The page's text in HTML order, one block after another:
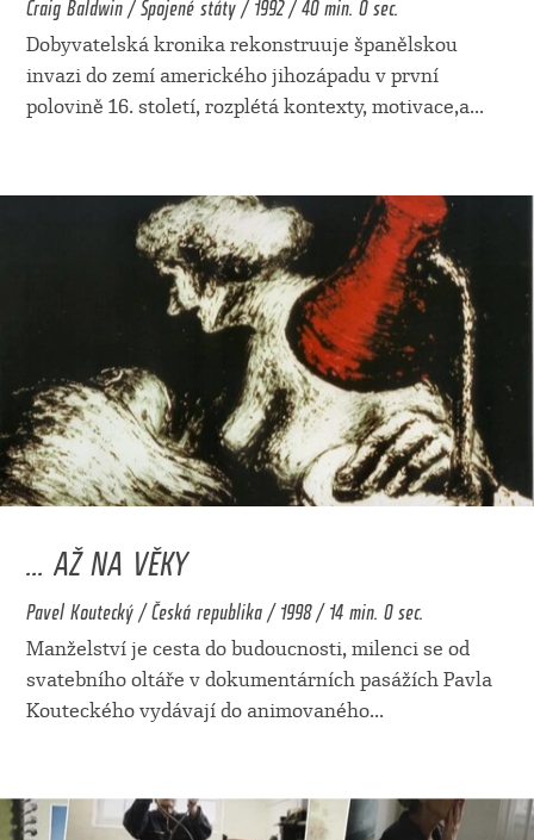
Dobyvatelská kronika rekonstruuje španělskou
invazi do zemí amerického jihozápadu v první
polovině 16. století, rozplétá kontexty, motivace,a...
... AŽ NA VĚKY
Pavel Koutecký / Česká republika / 1998 / 14 min. 0 sec.
Manželství je cesta do budoucnosti, milenci se od
svatebního oltáře v dokumentárních pasážích Pavla
Kouteckého vydávají do animovaného...